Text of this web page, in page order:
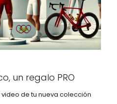
un regalo PRO
de tu nueva colección